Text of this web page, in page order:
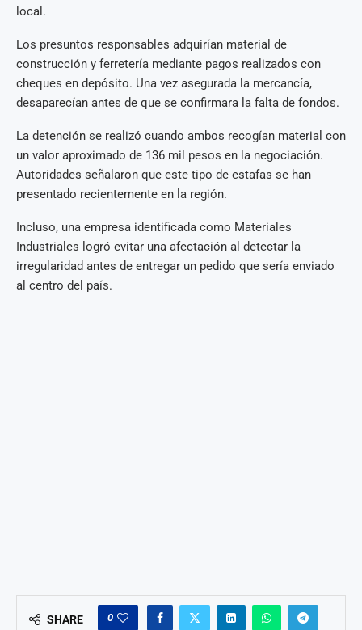
local.
Los presuntos responsables adquirían material de
construcción y ferretería mediante pagos realizados con
cheques en depósito. Una vez asegurada la mercancía,
desaparecían antes de que se confirmara la falta de fondos.
La detención se realizó cuando ambos recogían material con
un valor aproximado de 136 mil pesos en la negociación.
Autoridades señalaron que este tipo de estafas se han
presentado recientemente en la región.
Incluso, una empresa identificada como Materiales
Industriales logró evitar una afectación al detectar la
irregularidad antes de entregar un pedido que sería enviado
al centro del país.
SHARE 0